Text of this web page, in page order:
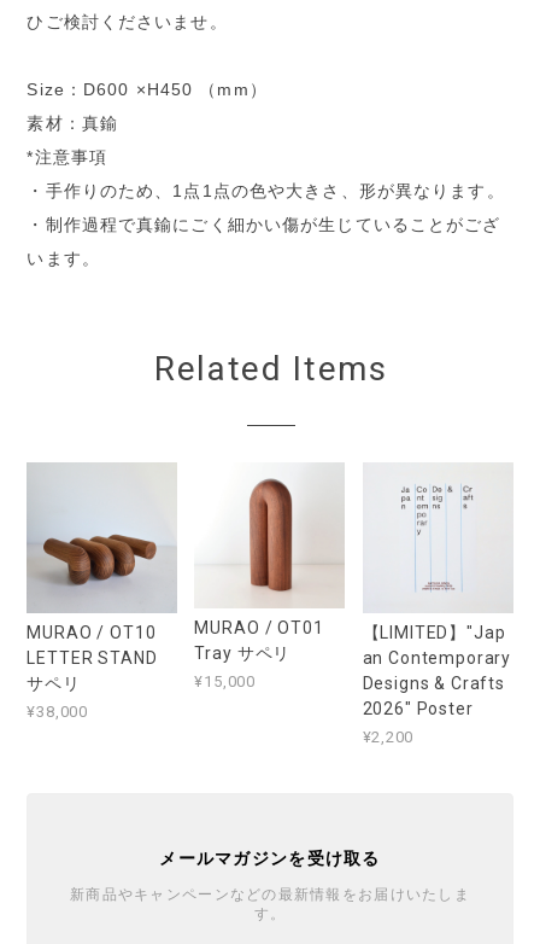
ひご検討くださいませ。
Size：D600 ×H450 （mm）
素材：真鍮
*注意事項
・手作りのため、1点1点の色や大きさ、形が異なります。
・制作過程で真鍮にごく細かい傷が生じていることがござ
います。
Related Items
MURAO / OT10
LETTER STAND
サペリ
¥38,000
MURAO / OT01
Tray サペリ
¥15,000
【LIMITED】"Jap
an Contemporary
Designs & Crafts
2026" Poster
¥2,200
メールマガジンを受け取る
新商品やキャンペーンなどの最新情報をお届けいたしま
す。